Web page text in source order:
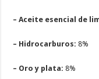
– Aceite esencial de
– Hidrocarburos: 8%
– Oro y plata: 8%